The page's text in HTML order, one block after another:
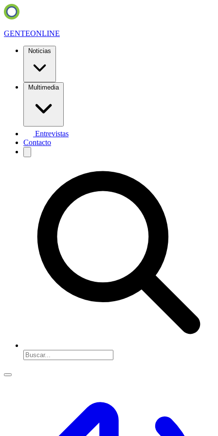
GENTEONLINE
Noticias
Multimedia
Entrevistas
Contacto